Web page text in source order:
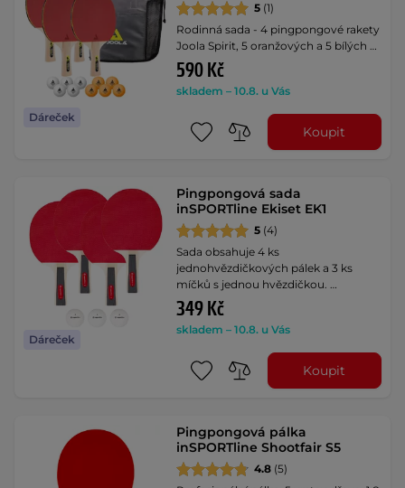
Dáreček
5 (1)
Rodinná sada - 4 pingpongové rakety
Joola Spirit, 5 oranžových a 5 bílých …
590 Kč
skladem – 10.8. u Vás
Koupit
Dáreček
Pingpongová sada
inSPORTline Ekiset EK1
5 (4)
Sada obsahuje 4 ks
jednohvězdičkových pálek a 3 ks
míčků s jednou hvězdičkou. …
349 Kč
skladem – 10.8. u Vás
Koupit
Pingpongová pálka
inSPORTline Shootfair S5
4.8 (5)